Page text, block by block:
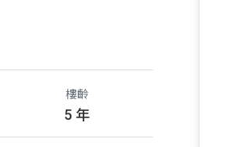
樓齡
5 年